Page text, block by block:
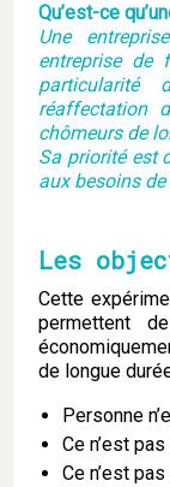
Qu’est-ce
Une
entreprise de
particularité
réaffectation
chômeurs de
Sa priorité est
aux besoins
Les
Cette
permettent
de longue
Personne
Ce n’est
Ce n’est